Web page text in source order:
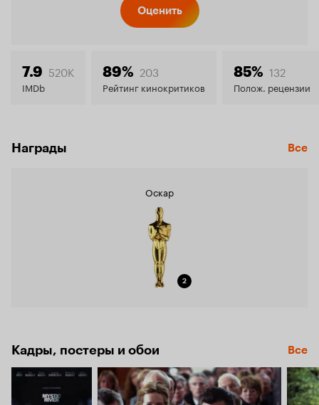
7.8
Оценить
7.9 520K
IMDb
89% 203
Рейтинг кинокритиков
85% 132
Полож. рецензии
Награды Все
Оскар
2
Кадры, постеры и обои Все